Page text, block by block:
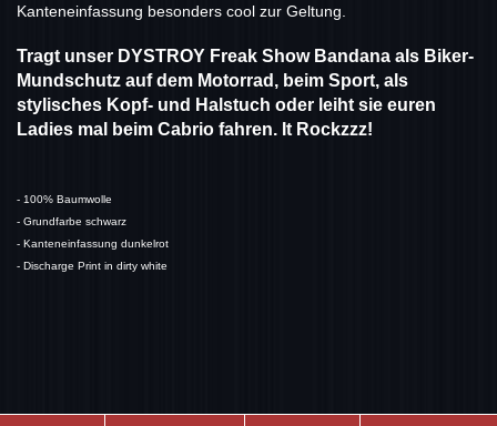
Kanteneinfassung besonders cool zur Geltung.
Tragt unser DYSTROY Freak Show Bandana als Biker-
Mundschutz auf dem Motorrad, beim Sport, als
stylisches Kopf- und Halstuch oder leiht sie euren
Ladies mal beim Cabrio fahren. It Rockzzz!
- 100% Baumwolle
- Grundfarbe schwarz
- Kanteneinfassung dunkelrot
- Discharge Print in dirty white